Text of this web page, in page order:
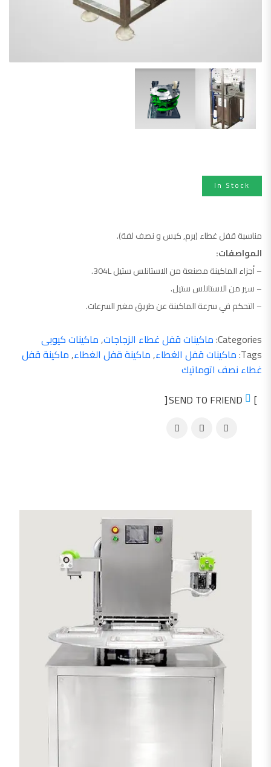
In Stock
مناسبة قفل غطاء (برم, كبس و نصف لفة).
المواصفات:
– أجزاء الماكينة مصنعة من الاستانلس ستيل 304L.
– سير من الاستانلس ستيل.
– التحكم في سرعة الماكينة عن طريق مغير السرعات.
Categories: ماكينات قفل غطاء الزجاجات,ماكينات كيوبى
Tags: ماكينات قفل الغطاء,ماكينة قفل الغطاء,ماكينة قفل
غطاء نصف اتوماتيك